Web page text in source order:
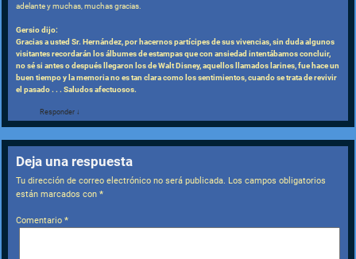
adelante y muchas, muchas gracias.
Gersio dijo:
Gracias a usted Sr. Hernández, por hacernos partícipes de sus vivencias, sin duda algunos
visitantes recordarán los álbumes de estampas que con ansiedad intentábamos concluir,
no sé si antes o después llegaron los de Walt Disney, aquellos llamados larines, fue hace un
buen tiempo y la memoria no es tan clara como los sentimientos, cuando se trata de revivir
el pasado . . . Saludos afectuosos.
Responder ↓
Deja una respuesta
Tu dirección de correo electrónico no será publicada. Los campos obligatorios
están marcados con*
Comentario*